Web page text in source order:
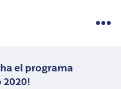
el programa
2020!